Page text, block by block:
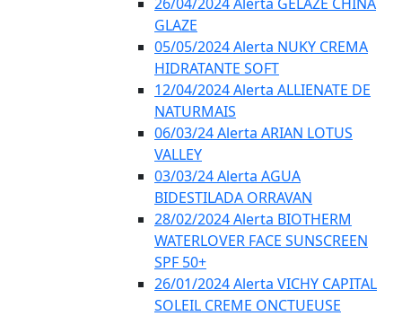
GLAZE
05/05/2024 Alerta NUKY CREMA
HIDRATANTE SOFT
12/04/2024 Alerta ALLIENATE DE
NATURMAIS
06/03/24 Alerta ARIAN LOTUS
VALLEY
03/03/24 Alerta AGUA
BIDESTILADA ORRAVAN
28/02/2024 Alerta BIOTHERM
WATERLOVER FACE SUNSCREEN
SPF 50+
26/01/2024 Alerta VICHY CAPITAL
SOLEIL CREME ONCTUEUSE